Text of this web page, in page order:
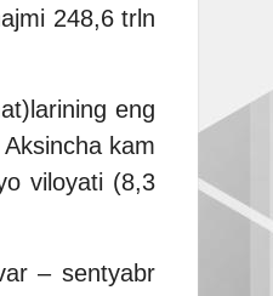
248,6 trln
eng
kam
viloyati (8,3
– sentyabr